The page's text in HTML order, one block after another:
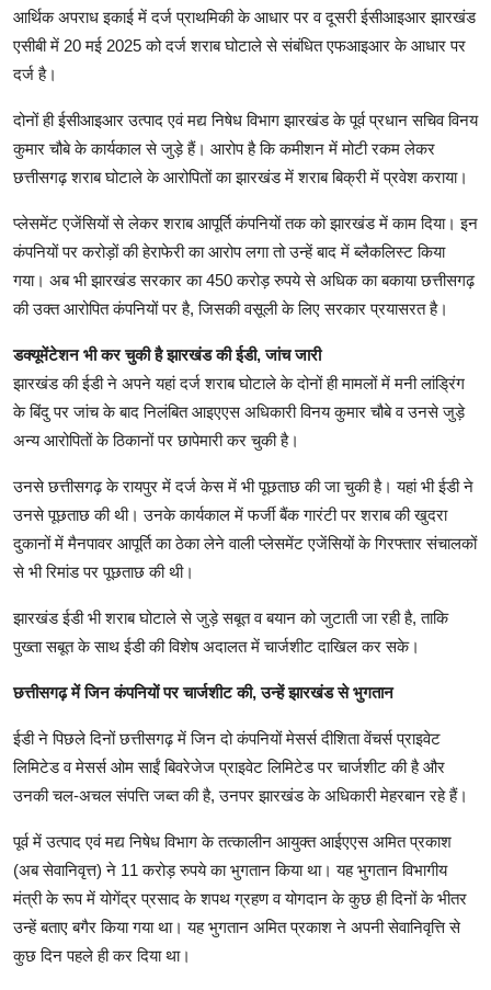
आर्थिक अपराध इकाई में दर्ज प्राथमिकी के आधार पर व दूसरी ईसीआइआर झारखंड
एसीबी में 20 मई 2025 को दर्ज शराब घोटाले से संबंधित एफआइआर के आधार पर
दर्ज है।
दोनों ही ईसीआइआर उत्पाद एवं मद्य निषेध विभाग झारखंड के पूर्व प्रधान सचिव विनय
कुमार चौबे के कार्यकाल से जुड़े हैं। आरोप है कि कमीशन में मोटी रकम लेकर
छत्तीसगढ़ शराब घोटाले के आरोपितों का झारखंड में शराब बिक्री में प्रवेश कराया।
प्लेसमेंट एजेंसियों से लेकर शराब आपूर्ति कंपनियों तक को झारखंड में काम दिया। इन
कंपनियों पर करोड़ों की हेराफेरी का आरोप लगा तो उन्हें बाद में ब्लैकलिस्ट किया
गया। अब भी झारखंड सरकार का 450 करोड़ रुपये से अधिक का बकाया छत्तीसगढ़
की उक्त आरोपित कंपनियों पर है, जिसकी वसूली के लिए सरकार प्रयासरत है।
डक्यूमेंटेशन भी कर चुकी है झारखंड की ईडी, जांच जारी
झारखंड की ईडी ने अपने यहां दर्ज शराब घोटाले के दोनों ही मामलों में मनी लांड्रिंग
के बिंदु पर जांच के बाद निलंबित आइएएस अधिकारी विनय कुमार चौबे व उनसे जुड़े
अन्य आरोपितों के ठिकानों पर छापेमारी कर चुकी है।
उनसे छत्तीसगढ़ के रायपुर में दर्ज केस में भी पूछताछ की जा चुकी है। यहां भी ईडी ने
उनसे पूछताछ की थी। उनके कार्यकाल में फर्जी बैंक गारंटी पर शराब की खुदरा
दुकानों में मैनपावर आपूर्ति का ठेका लेने वाली प्लेसमेंट एजेंसियों के गिरफ्तार संचालकों
से भी रिमांड पर पूछताछ की थी।
झारखंड ईडी भी शराब घोटाले से जुड़े सबूत व बयान को जुटाती जा रही है, ताकि
पुख्ता सबूत के साथ ईडी की विशेष अदालत में चार्जशीट दाखिल कर सके।
छत्तीसगढ़ में जिन कंपनियों पर चार्जशीट की, उन्हें झारखंड से भुगतान
ईडी ने पिछले दिनों छत्तीसगढ़ में जिन दो कंपनियों मेसर्स दीशिता वेंचर्स प्राइवेट
लिमिटेड व मेसर्स ओम साईं बिवरेजेज प्राइवेट लिमिटेड पर चार्जशीट की है और
उनकी चल-अचल संपत्ति जब्त की है, उनपर झारखंड के अधिकारी मेहरबान रहे हैं।
पूर्व में उत्पाद एवं मद्य निषेध विभाग के तत्कालीन आयुक्त आईएएस अमित प्रकाश
(अब सेवानिवृत्त) ने 11 करोड़ रुपये का भुगतान किया था। यह भुगतान विभागीय
मंत्री के रूप में योगेंद्र प्रसाद के शपथ ग्रहण व योगदान के कुछ ही दिनों के भीतर
उन्हें बताए बगैर किया गया था। यह भुगतान अमित प्रकाश ने अपनी सेवानिवृत्ति से
कुछ दिन पहले ही कर दिया था।